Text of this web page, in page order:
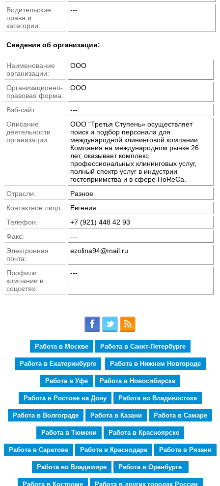
Водительские
права и
категории:
---
Cведения об организации:
Наименование
организации:
ООО
Организационно-
правовая форма:
ООО
Вэб-сайт:
---
Описание
деятельности
организации:
ООО “Третья Ступень» осуществляет
поиск и подбор персонала для
международной клининговой компании.
Компания на международном рынке 26
лет, оказывает комплекс
профессиональных клининговых услуг,
полный спектр услуг в индустрии
гостеприимства и в сфере HoReCa.
Отрасли:
Разное
Контактное лицо:
Евгения
Телефон:
+7 (921) 448 42 93
Факс:
---
Электронная
почта:
ezolina94@mail.ru
Профили
компании в
соцсетях:
---
Работа в Москве Работа в Санкт-Петербурге
Работа в Екатеринбурге Работа в Нижнем Новгороде
Работа в Уфе Работа в Новосибирске
Работа в Ростове на Дону Работа во Владивостоке
Работа в Волгограде Работа в Казани Работа в Самаре
Работа в Тюмени Работа в Красноярске
Работа в Саратове Работа в Краснодаре Работа в Рязани
Работа во Владимире Работа в Оренбурге
Работа в Костроме Работа в других городах России